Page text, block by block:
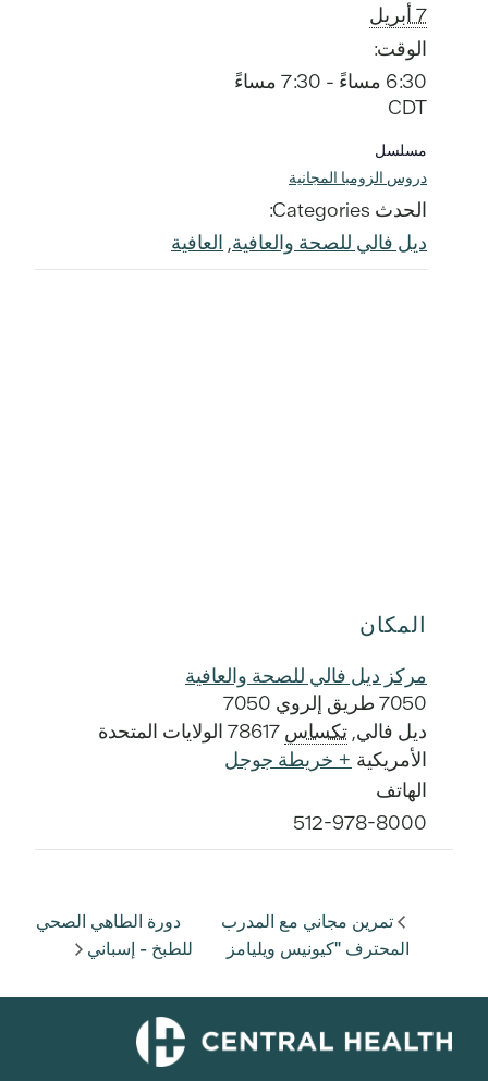
7 أبريل
الوقت:
6:30 مساءً - 7:30 مساءً
CDT
مسلسل
دروس الزومبا المجانية
الحدث Categories:
ديل فالي للصحة والعافية, العافية
المكان
مركز ديل فالي للصحة والعافية
7050 طريق إلروي 7050
ديل فالي, تكساس 78617 الولايات المتحدة
الأمريكية + خريطة جوجل
الهاتف
512-978-8000
تمرين مجاني مع المدرب
المحترف "كيونيس ويليامز
دورة الطاهي الصحي
للطبخ - إسباني